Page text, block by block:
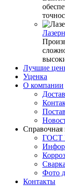
Лучшие
Уценка
О компании
ГОСТ
Сварка
Фото
Контакты